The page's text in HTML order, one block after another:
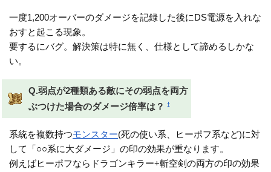
一度1,200オーバーのダメージを記録した後にDS電源を入れな
おすと起こる現象。
要するにバグ。解決策は特に無く、仕様として諦めるしかな
い。
Q.弱点が2種類ある敵にその弱点を両方
ぶつけた場合のダメージ倍率は？
†
系統を複数持つモンスター(死の使い系、ヒーポフ系など)に対
して「○○系に大ダメージ」の印の効果が重なります。
例えばヒーポフならドラゴンキラー+斬空剣の両方の印の効果